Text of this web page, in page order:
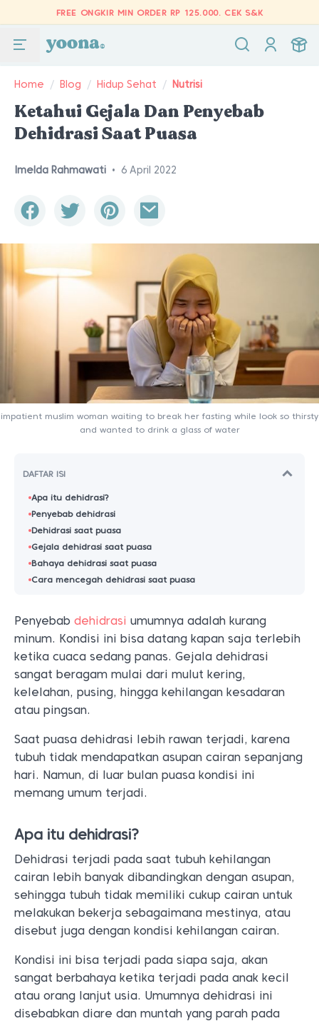
FREE ONGKIR MIN ORDER RP 125.000. CEK S&K
Home / Blog / Hidup Sehat / Nutrisi
Ketahui Gejala Dan Penyebab
Dehidrasi Saat Puasa
Imelda Rahmawati • 6 April 2022
impatient muslim woman waiting to break her fasting while look so thirsty
and wanted to drink a glass of water
DAFTAR ISI
Apa itu dehidrasi?
Penyebab dehidrasi
Dehidrasi saat puasa
Gejala dehidrasi saat puasa
Bahaya dehidrasi saat puasa
Cara mencegah dehidrasi saat puasa
Penyebab dehidrasi umumnya adalah kurang
minum. Kondisi ini bisa datang kapan saja terlebih
ketika cuaca sedang panas. Gejala dehidrasi
sangat beragam mulai dari mulut kering,
kelelahan, pusing, hingga kehilangan kesadaran
atau pingsan.
Saat puasa dehidrasi lebih rawan terjadi, karena
tubuh tidak mendapatkan asupan cairan sepanjang
hari. Namun, di luar bulan puasa kondisi ini
memang umum terjadi.
Apa itu dehidrasi?
Dehidrasi terjadi pada saat tubuh kehilangan
cairan lebih banyak dibandingkan dengan asupan,
sehingga tubuh tidak memiliki cukup cairan untuk
melakukan bekerja sebagaimana mestinya, atau
disebut juga dengan kondisi kehilangan cairan.
Kondisi ini bisa terjadi pada siapa saja, akan
sangat berbahaya ketika terjadi pada anak kecil
atau orang lanjut usia. Umumnya dehidrasi ini
disebabkan diare dan muntah yang parah pada